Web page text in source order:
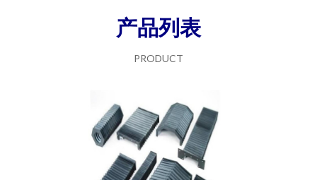
产品列表
PRODUCT